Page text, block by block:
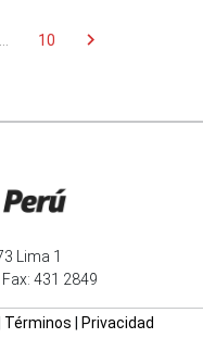
10 chevron_right
Lima 1
431 2849
Términos
Privacidad